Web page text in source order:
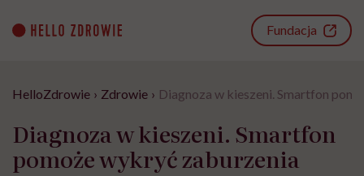
content
Fundacja
HelloZdrowie › Zdrowie › Diagnoza w kieszeni. Smartfon
Diagnoza w kieszeni. Smartfon
pomoże wykryć zaburzenia